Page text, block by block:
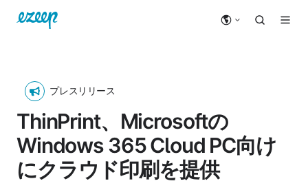
プレスリリース
ThinPrint、Microsoftの
Windows 365 Cloud PC向け
にクラウド印刷を提供